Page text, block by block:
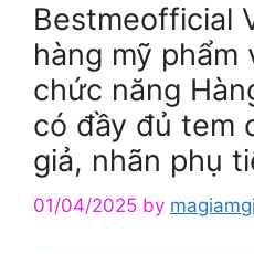
Bestmeofficial
hàng mỹ phẩm
chức năng
có đầy đủ tem
giả, nhãn phụ
01/04/2025 by